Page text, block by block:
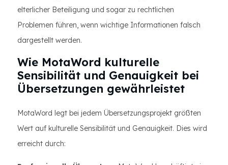
elterlicher Beteiligung und sogar zu rechtlichen
Problemen führen, wenn wichtige Informationen falsch
dargestellt werden.
Wie MotaWord kulturelle
Sensibilität und Genauigkeit bei
Übersetzungen gewährleistet
MotaWord legt bei jedem Übersetzungsprojekt größten
Wert auf kulturelle Sensibilität und Genauigkeit. Dies wird
erreicht durch: